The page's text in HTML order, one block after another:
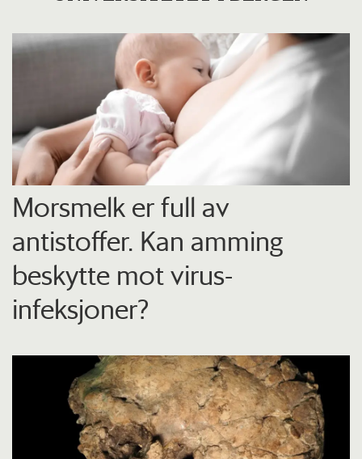
Morsmelk er full av
antistoffer. Kan amming
beskytte mot virus-
infeksjoner?